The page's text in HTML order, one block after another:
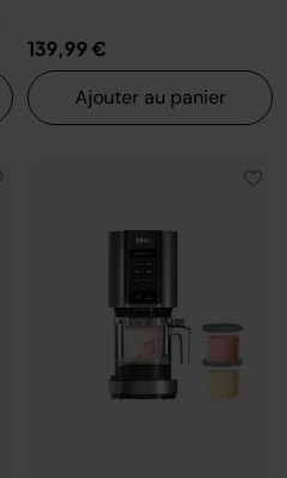
139,99 €
Ajouter au panier